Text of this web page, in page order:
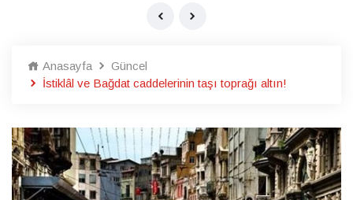
Anasayfa
Güncel
İstiklâl ve Bağdat caddelerinin taşı toprağı altın!